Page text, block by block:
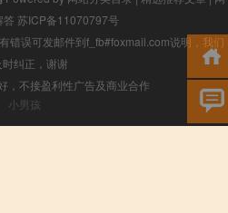
答 苏ICP备11070797号
错误可发邮件到f_fb#foxmail.com说明，我们
时纠正，谢谢
，不接盈利性广告及商业合作
小男孩